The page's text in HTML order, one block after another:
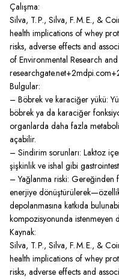
Çalışma:
Silva, T. P., Silva, F. M. E., &
health implications of whey
risks, adverse effects and
of Environmental Research
Bulgular:
– Böbrek ve karaciğer yükü:
böbrek ya da karaciğer
organlarda daha fazla
açabilir.
– Sindirim sorunları: Laktoz
şişkinlik ve ishal gibi
– Yağlanma riski: Gereğinden
enerjiye
depolanmasına katkıda
kompozisyonunda istenmeyen
Kaynak:
Silva, T. P., Silva, F. M. E., &
health implications of whey
risks, adverse effects and